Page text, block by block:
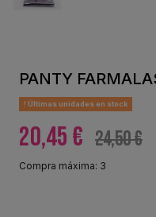
PANTY
Últimas unidades en stock
20,45 € 24,50 €
Compra máxima: 3